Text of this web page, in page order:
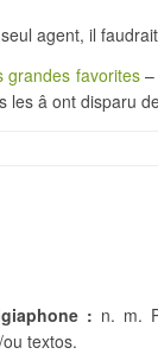
agent, il
grandes favorites–
â ont disparu
: n. m.
textos.